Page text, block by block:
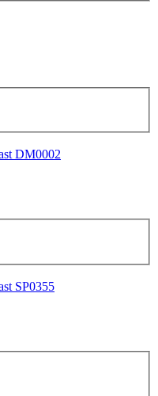
DM0002
SP0355